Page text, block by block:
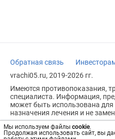
Мы используем файлы cookie.
Продолжая использовать сайт, вы
Обратная связь
vrachi05.ru, 2019-2026 гг.
Имеются противопоказания,
специалиста. Информация,
может быть использована для
назначения лечения и не
Возрастное ограничение: 18+